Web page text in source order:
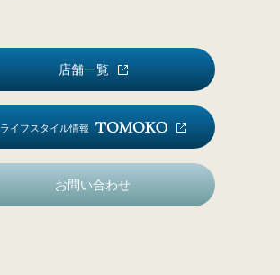
店舗一覧
ライフスタイル情報
お問い合わせ